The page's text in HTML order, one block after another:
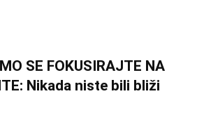
SE FOKUSIRAJTE NA
Nikada niste bili bliži